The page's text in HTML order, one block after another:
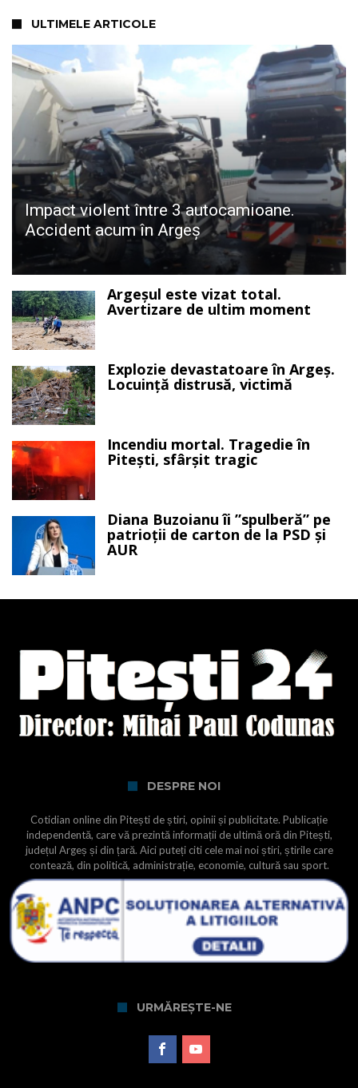
ULTIMELE ARTICOLE
Impact violent între 3 autocamioane.
Accident acum în Argeș
Argeșul este vizat total.
Avertizare de ultim moment
Explozie devastatoare în Argeș.
Locuință distrusă, victimă
Incendiu mortal. Tragedie în
Pitești, sfârșit tragic
Diana Buzoianu îi ”spulberă” pe
patrioții de carton de la PSD și
AUR
DESPRE NOI
Cotidian online din Pitești de știri, opinii și publicitate. Publicație
independentă, care vă prezintă informații de ultimă oră din Pitești,
județul Argeș și din țară. Aici puteți citi cele mai noi știri, știrile care
contează, din politică, administrație, economie, cultură sau sport.
URMĂREȘTE-NE